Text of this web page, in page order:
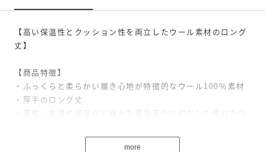
【高い保温性とクッション性を両立したウール素材のロング
丈】
【商品特徴】
・ふっくらと柔らかい履き心地が特徴的なウール100％素材
・厚手のロング丈
・天候、気温や湿度など様々な環境変化に対応した優れた保
・ゆったりとした履き口から足首にかけてソフトにフィット
more